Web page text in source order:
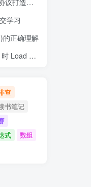
家庭影院
学习
的正确理解
format 问题
查
书笔记
式
数组